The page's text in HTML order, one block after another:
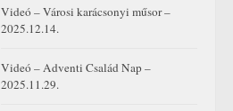
Videó – Városi karácsonyi műsor –
2025.12.14.
Videó – Adventi Család Nap –
2025.11.29.